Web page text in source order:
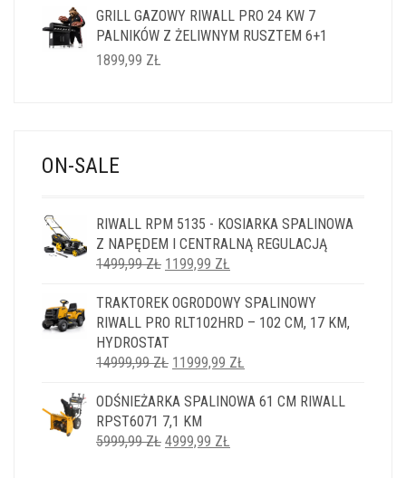
GRILL GAZOWY RIWALL PRO 24 KW 7
PALNIKÓW Z ŻELIWNYM RUSZTEM 6+1
1899,99 ZŁ
ON-SALE
RIWALL RPM 5135 - KOSIARKA SPALINOWA
Z NAPĘDEM I CENTRALNĄ REGULACJĄ
1499,99ZŁ PIERWOTNA
WYNOSIŁA:
1499,99 ZŁ.
1199,99 ZŁ
WYNOSI:
1199,99 ZŁ.
TRAKTOREK OGRODOWY SPALINOWY
RIWALL PRO RLT102HRD – 102 CM, 17 KM,
HYDROSTAT
14999,99ZŁ PIERWOTNA
WYNOSIŁA:
14999,99 ZŁ.
11999,99 ZŁ
WYNOSI:
ODŚNIEŻARKA SPALINOWA 61 CM RIWALL
RPST6071 7,1 KM
5999,99ZŁ PIERWOTNA
4999,99 ZŁ